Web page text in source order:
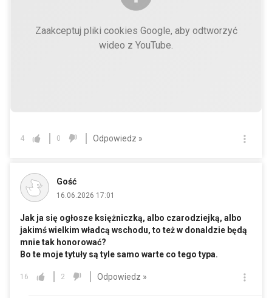
Zaakceptuj pliki cookies Google, aby odtworzyć
wideo z YouTube.
4 0 Odpowiedz »
Gość
16.06.2026 17:01
Jak ja się ogłosze księżniczką, albo czarodziejką, albo
jakimś wielkim władcą wschodu, to też w donaldzie będą
mnie tak honorować?
Bo te moje tytuły są tyle samo warte co tego typa.
16 2 Odpowiedz »